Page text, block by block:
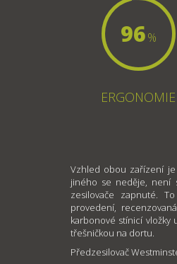
96%
ERGONOMIE
Vzhled obou zařízení je
jiného se neděje, není
zesilovače zapnuté.
provedení,
karbonové stínicí vložky
třešničkou na dortu.
Předzesilovač